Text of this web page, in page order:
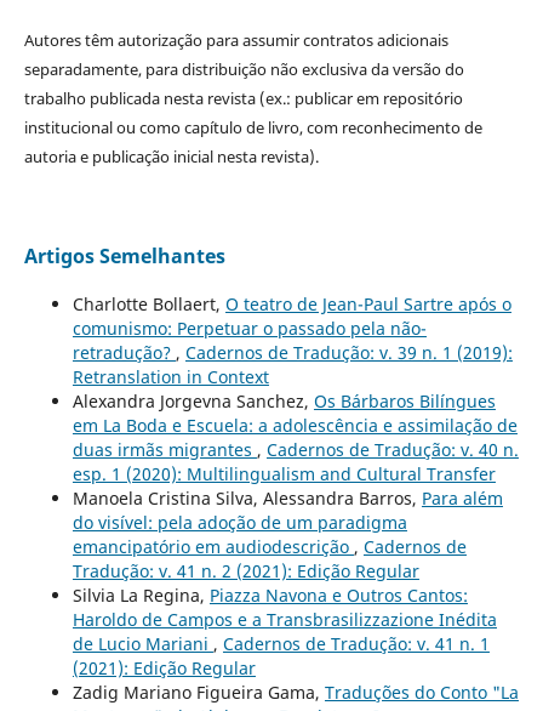
Autores têm autorização para assumir contratos adicionais
separadamente, para distribuição não exclusiva da versão do
trabalho publicada nesta revista (ex.: publicar em repositório
institucional ou como capítulo de livro, com reconhecimento de
autoria e publicação inicial nesta revista).
Artigos Semelhantes
Charlotte Bollaert, O teatro de Jean-Paul Sartre após o
comunismo: Perpetuar o passado pela não-
retradução? , Cadernos de Tradução: v. 39 n. 1 (2019):
Retranslation in Context
Alexandra Jorgevna Sanchez, Os Bárbaros Bilíngues
em La Boda e Escuela: a adolescência e assimilação de
duas irmãs migrantes , Cadernos de Tradução: v. 40 n.
esp. 1 (2020): Multilingualism and Cultural Transfer
Manoela Cristina Silva, Alessandra Barros, Para além
do visível: pela adoção de um paradigma
emancipatório em audiodescrição , Cadernos de
Tradução: v. 41 n. 2 (2021): Edição Regular
Silvia La Regina, Piazza Navona e Outros Cantos:
Haroldo de Campos e a Transbrasilizzazione Inédita
de Lucio Mariani , Cadernos de Tradução: v. 41 n. 1
(2021): Edição Regular
Zadig Mariano Figueira Gama, Traduções do Conto "La